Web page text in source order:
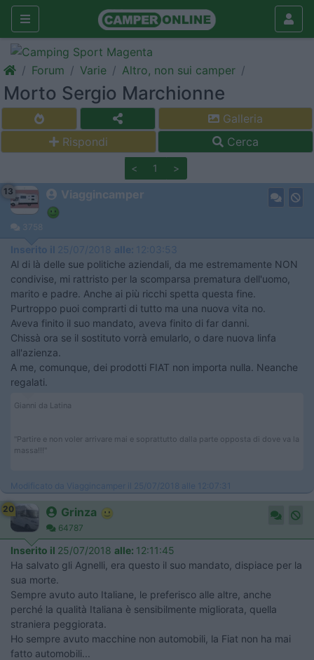
Forum Varie Altro, non sui camper
Morto Sergio Marchionne
Galleria
Rispondi
Cerca
< 1 >
13 Viaggincamper
3758
Inserito il 25/07/2018 alle: 12:03:53
Al di là delle sue politiche aziendali, da me estremamente NON
condivise, mi rattristo per la scomparsa prematura dell'uomo,
marito e padre. Anche ai più ricchi spetta questa fine.
Purtroppo puoi comprarti di tutto ma una nuova vita no.
Aveva finito il suo mandato, aveva finito di far danni.
Chissà ora se il sostituto vorrà emularlo, o dare nuova linfa
all'azienza.
A me, comunque, dei prodotti FIAT non importa nulla. Neanche
regalati.
Gianni da Latina
"Partire e non voler arrivare mai e soprattutto dalla parte opposta di dove va la
massa!!!"
Modificato da Viaggincamper il 25/07/2018 alle 12:07:31
20 Grinza
64787
Inserito il 25/07/2018 alle: 12:11:45
Ha salvato gli Agnelli, era questo il suo mandato, dispiace per la
sua morte.
Sempre avuto auto Italiane, le preferisco alle altre, anche
perché la qualità Italiana è sensibilmente migliorata, quella
straniera peggiorata.
Ho sempre avuto macchine non automobili, la Fiat non ha mai
fatto automobili...